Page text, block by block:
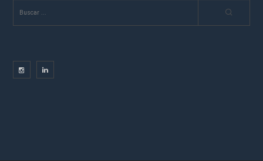
BUSCAR